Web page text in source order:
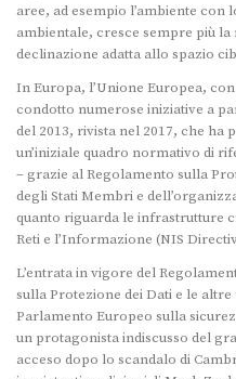
aree, ad esempio l’ambiente
ambientale, cresce sempre più la
declinazione adatta allo spazio
In Europa, l’Unione Europea,
condotto numerose iniziative a
del 2013, rivista nel 2017, che ha
un’iniziale quadro normativo di
– grazie al Regolamento sulla
degli Stati Membri e
quanto riguarda le infrastrutture
Reti e l’Informazione (NIS
L’entrata in vigore del
sulla Protezione dei Dati e le
Parlamento Europeo sulla
un protagonista indiscusso del
acceso dopo lo scandalo di